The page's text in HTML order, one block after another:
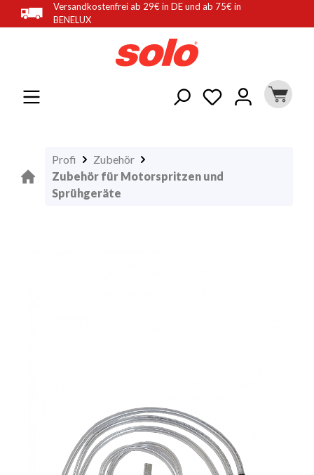
springen
Versandkostenfrei ab 29€ in DE und ab 75€ in
BENELUX
Profi
Zubehör
Zubehör für Motorspritzen und
Sprühgeräte